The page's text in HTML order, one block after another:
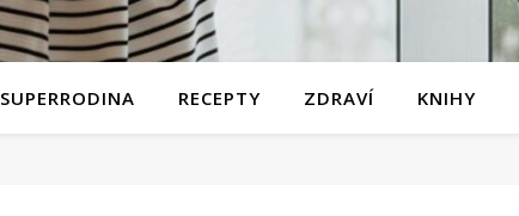
SUPERRODINA RECEPTY ZDRAVÍ KNIHY